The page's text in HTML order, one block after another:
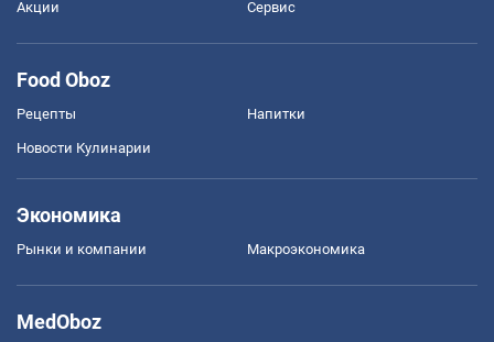
Акции Сервис
Food Oboz
Рецепты Напитки
Новости Кулинарии
Экономика
Рынки и компании Mакроэкономика
MedOboz